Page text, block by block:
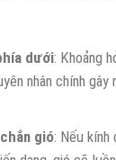
dưới: Khoảng
nhân chính
gió: Nếu kính